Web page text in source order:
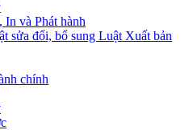
và Phát hành
sửa đổi, bổ sung Luật Xuất bản
chính